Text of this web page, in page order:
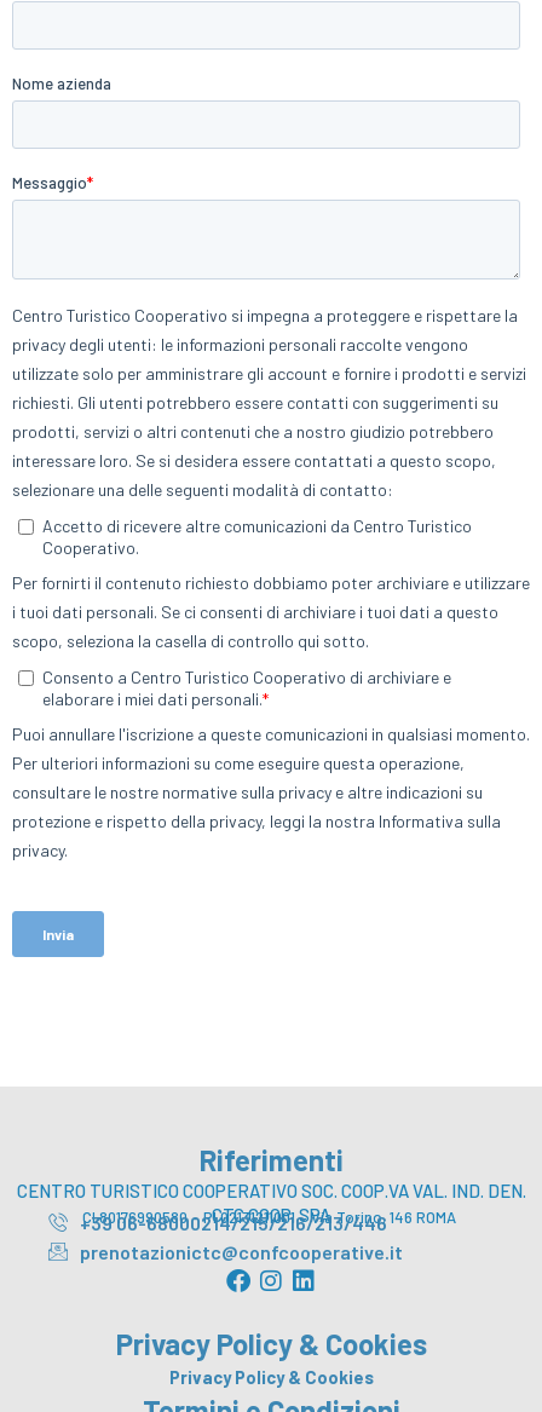
Riferimenti
CENTRO TURISTICO COOPERATIVO SOC. COOP.VA VAL. IND. DEN.
CTC COOP. SPA
CI 80176990580 – PI 02131211001 – Via Torino, 146 ROMA
+39 06-68000214/215/216/213/446
prenotazionictc@confcooperative.it
F
a
e
b
o
I
t
a
g
L
k
e
d
Privacy Policy & Cookies
Privacy Policy & Cookies